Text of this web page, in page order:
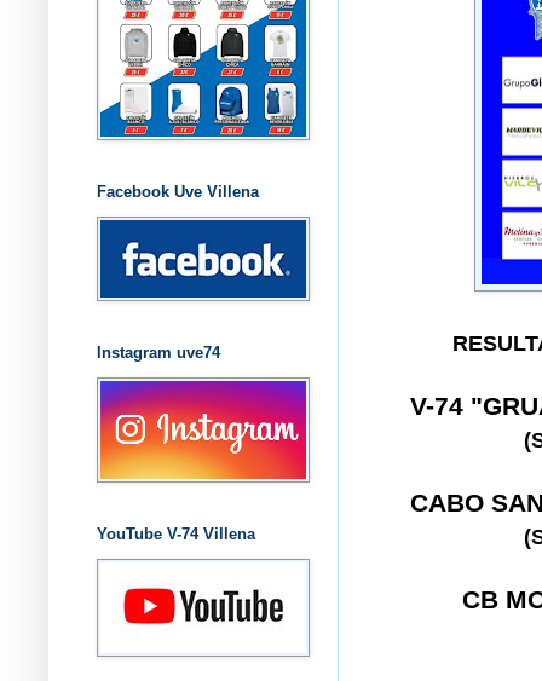
V-74
CABO
CB
Facebook Uve Villena
Instagram uve74
YouTube V-74 Villena